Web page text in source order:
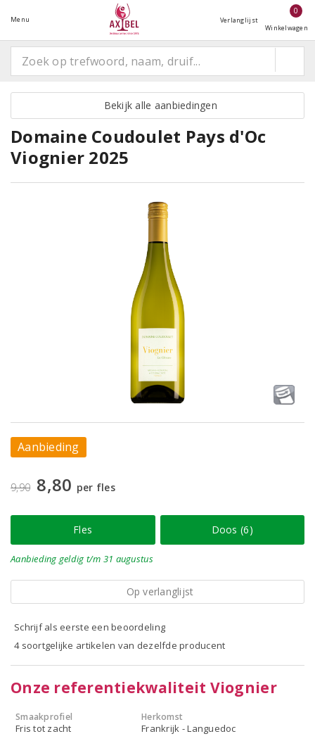
Menu Verlanglijst
0
Winkelwagen
Bekijk alle aanbiedingen
Domaine Coudoulet Pays d'Oc
Viognier 2025
Aanbieding
9,90 8,80 per fles
Fles Doos (6)
Aanbieding geldig t/m 31 augustus
Op verlanglijst
Schrijf als eerste een beoordeling
4 soortgelijke artikelen van dezelfde producent
Onze referentiekwaliteit Viognier
Smaakprofiel
Fris tot zacht
Herkomst
Frankrijk - Languedoc